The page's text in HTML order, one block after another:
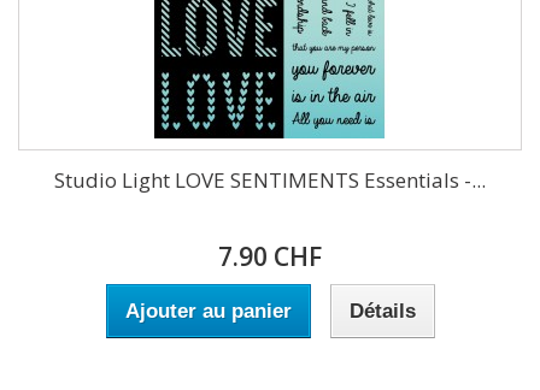
Studio Light LOVE SENTIMENTS Essentials -...
7.90 CHF
Ajouter au panier Détails